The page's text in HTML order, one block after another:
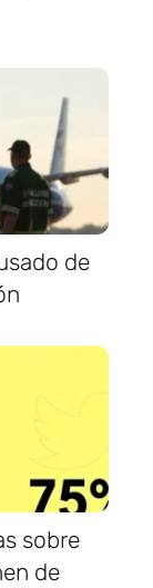
de
sobre
de